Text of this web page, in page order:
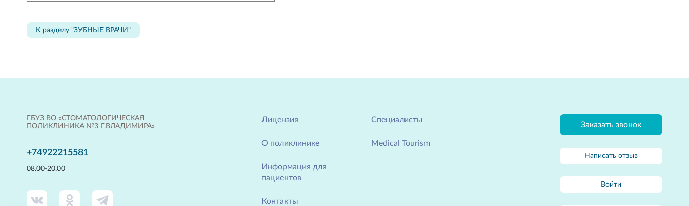
К разделу "ЗУБНЫЕ ВРАЧИ"
ГБУЗ ВО «СТОМАТОЛОГИЧЕСКАЯ
ПОЛИКЛИНИКА №3 Г.ВЛАДИМИРА»
+74922215581
08.00-20.00
Лицензия
О поликлинике
Информация для
пациентов
Контакты
Специалисты
Medical Tourism
Заказать звонок
Написать отзыв
Войти